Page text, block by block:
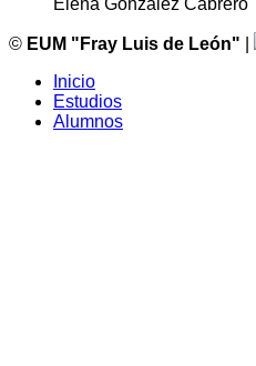
© EUM "Fray Luis de León"
Inicio
Estudios
Alumnos